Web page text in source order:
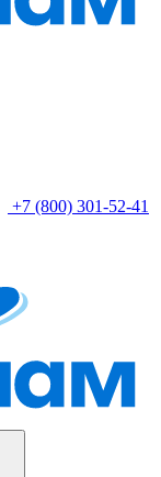
+7 (800) 301-52-41